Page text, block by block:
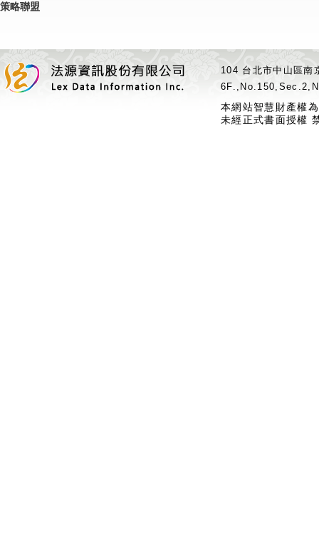
策略聯盟
104 台北市中山區
本網站智慧財產權
未經正式書面授權